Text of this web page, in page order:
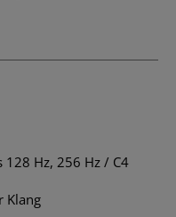
Hz, 256 Hz / C4
Klang